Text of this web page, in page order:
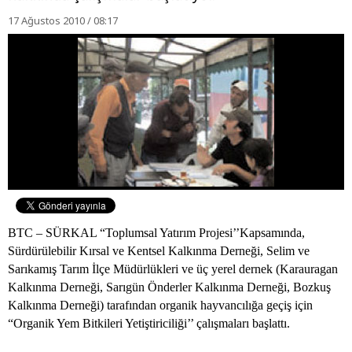
17 Ağustos 2010 / 08:17
BTC – SÜRKAL “Toplumsal Yatırım Projesi’’Kapsamında,
Sürdürülebilir Kırsal ve Kentsel Kalkınma Derneği, Selim ve
Sarıkamış Tarım İlçe Müdürlükleri ve üç yerel dernek (Karauragan
Kalkınma Derneği, Sarıgün Önderler Kalkınma Derneği, Bozkuş
Kalkınma Derneği) tarafından organik hayvancılığa geçiş için
“Organik Yem Bitkileri Yetiştiriciliği’’ çalışmaları başlattı.